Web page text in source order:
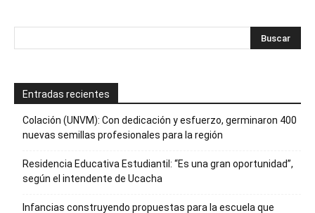
Entradas recientes
Colación (UNVM): Con dedicación y esfuerzo, germinaron 400
nuevas semillas profesionales para la región
Residencia Educativa Estudiantil: “Es una gran oportunidad”,
según el intendente de Ucacha
Infancias construyendo propuestas para la escuela que